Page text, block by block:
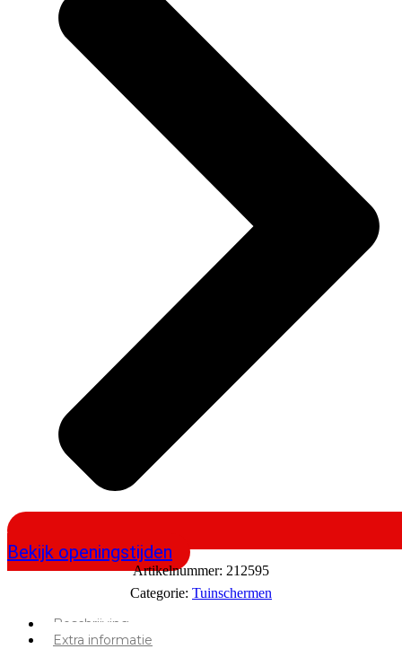
Bekijk openingstijden
Artikelnummer: 212595
Categorie: Tuinschermen
Beschrijving
Extra informatie